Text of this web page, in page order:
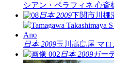
シアン・ペラフィネ 心斎
日本 2009下関市川棚
日本 2009玉川高島屋 マ
日本 2009ガー